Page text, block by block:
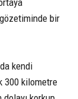
bir
kendi
300 kilometre